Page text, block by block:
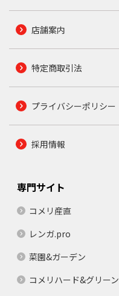
店舗案内
特定商取引法
プライバシーポリシー
採用情報
専門サイト
コメリ産直
レンガ.pro
菜園&ガーデン
コメリハード&グリーン